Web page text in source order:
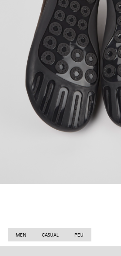
MEN CASUAL PEU